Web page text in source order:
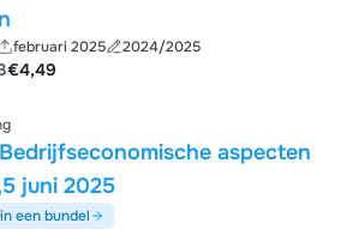
februari 2025 2024/2025
€4,49
aspecten
juni 2025
een bundel